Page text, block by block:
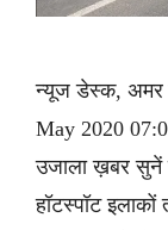
न्यूज डेस्क, अमर
May 2020
उजाला ख़बर सुनें
हॉटस्पॉट